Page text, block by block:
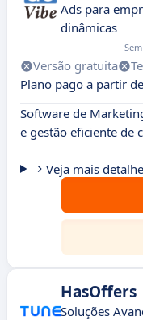
Ads para
dinâmicas
Versão gratuita
Plano pago a partir de
Software de
e gestão eficiente de
Veja mais
HasOffers
Soluções